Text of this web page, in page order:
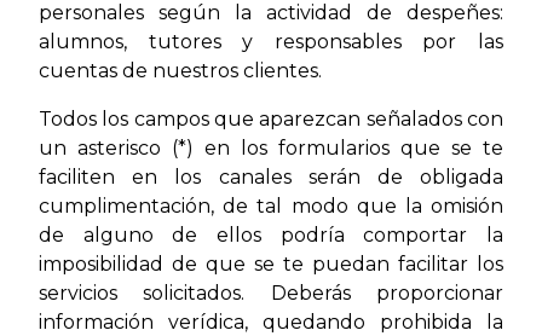
personales según la actividad de despeñes:
alumnos, tutores y responsables por las
cuentas de nuestros clientes.
Todos los campos que aparezcan señalados con
un asterisco (*) en los formularios que se te
faciliten en los canales serán de obligada
cumplimentación, de tal modo que la omisión
de alguno de ellos podría comportar la
imposibilidad de que se te puedan facilitar los
servicios solicitados. Deberás proporcionar
información verídica, quedando prohibida la